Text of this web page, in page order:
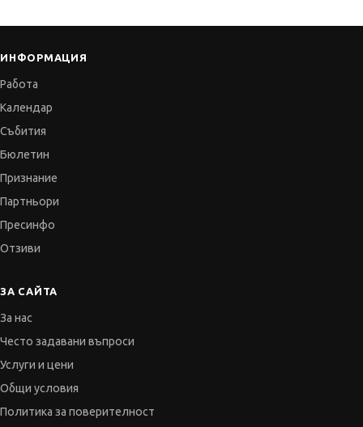
ИНФОРМАЦИЯ
Работа
Календар
Събития
Бюлетин
Признание
Партньори
Пресинфо
Отзиви
ЗА САЙТА
За нас
Често задавани въпроси
Услуги и цени
Общи условия
Политика за поверителност